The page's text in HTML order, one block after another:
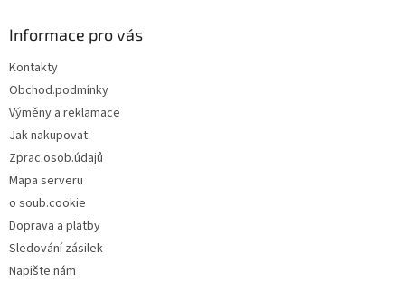
Informace pro vás
Kontakty
Obchod.podmínky
Výměny a reklamace
Jak nakupovat
Zprac.osob.údajů
Mapa serveru
o soub.cookie
Doprava a platby
Sledování zásilek
Napište nám